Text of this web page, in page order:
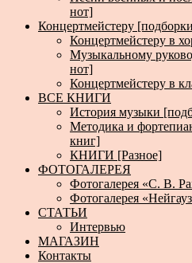
нот]
Концертмейстеру
Концертмейстеру в
Музыкальному
нот]
Концертмейстеру в
ВСЕ КНИГИ
История музыки
Методика и
книг]
КНИГИ [Разное]
ФОТОГАЛЕРЕЯ
Фотогалерея «С. В.
Фотогалерея
СТАТЬИ
Интервью
МАГАЗИН
Контакты